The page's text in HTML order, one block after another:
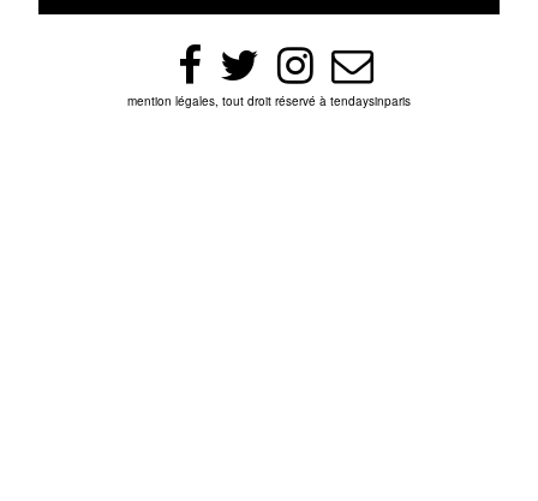
mention légales, tout droit réservé à tendaysinparis